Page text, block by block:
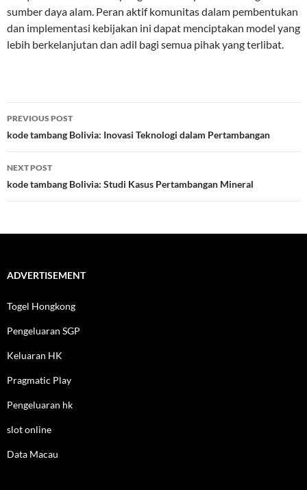
sumber daya alam. Peran aktif komunitas dalam pembentukan
dan implementasi kebijakan ini dapat menciptakan model yang
lebih berkelanjutan dan adil bagi semua pihak yang terlibat.
Post
navigation
PREVIOUS POST
kode tambang Bolivia: Inovasi Teknologi dalam Pertambangan
NEXT POST
kode tambang Bolivia: Studi Kasus Pertambangan Mineral
ADVERTISEMENT
Togel Hongkong
Pengeluaran SGP
Keluaran HK
Pragmatic Play
Pengeluaran hk
slot online
Data Macau